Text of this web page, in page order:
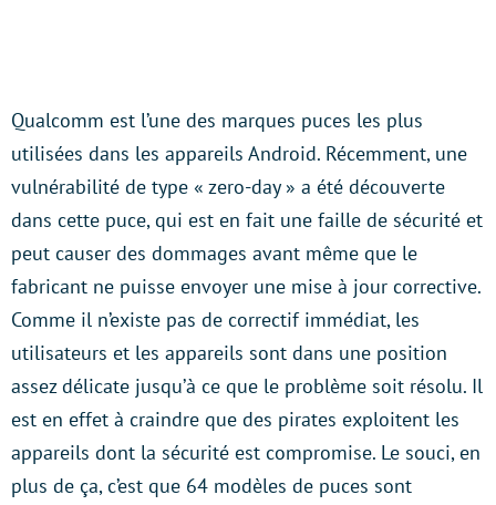
Qualcomm est l’une des marques puces les plus
utilisées dans les appareils Android. Récemment, une
vulnérabilité de type « zero-day » a été découverte
dans cette puce, qui est en fait une faille de sécurité et
peut causer des dommages avant même que le
fabricant ne puisse envoyer une mise à jour corrective.
Comme il n’existe pas de correctif immédiat, les
utilisateurs et les appareils sont dans une position
assez délicate jusqu’à ce que le problème soit résolu. Il
est en effet à craindre que des pirates exploitent les
appareils dont la sécurité est compromise. Le souci, en
plus de ça, c’est que 64 modèles de puces sont